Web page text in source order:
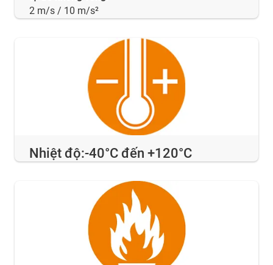
2 m/s / 10 m/s²
Nhiệt độ:-40°C đến +120°C